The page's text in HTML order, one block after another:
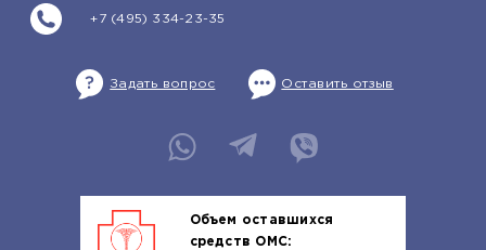
+7 (495) 334-23-35
Задать вопрос Оставить отзыв
Объем оставшихся
средств ОМС: